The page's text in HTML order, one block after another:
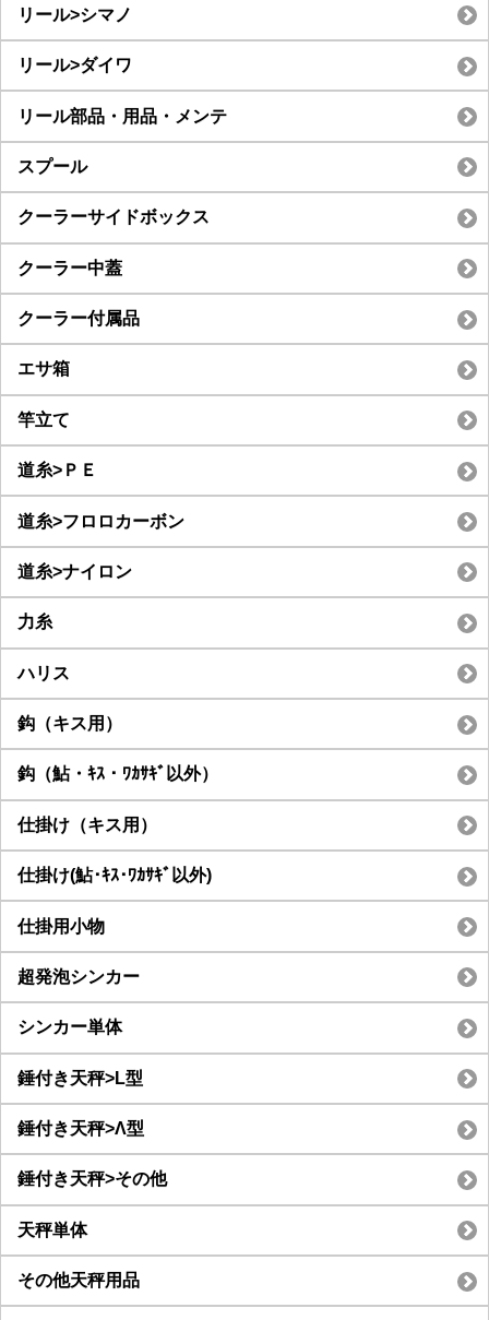
リール>シマノ
リール>ダイワ
リール部品・用品・メンテ
スプール
クーラーサイドボックス
クーラー中蓋
クーラー付属品
エサ箱
竿立て
道糸>ＰＥ
道糸>フロロカーボン
道糸>ナイロン
力糸
ハリス
鈎（キス用）
鈎（鮎・ｷｽ・ﾜｶｻｷﾞ以外）
仕掛け（キス用）
仕掛け(鮎･ｷｽ･ﾜｶｻｷﾞ以外)
仕掛用小物
超発泡シンカー
シンカー単体
錘付き天秤>L型
錘付き天秤>Λ型
錘付き天秤>その他
天秤単体
その他天秤用品